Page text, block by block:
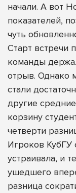
начали. А вот
показателей,
чуть
Старт встречи
команды
отрыв. Однако
стали
другие
корзину
четверти
Игроков КубГУ
устраивала, и
ушедшего
разница